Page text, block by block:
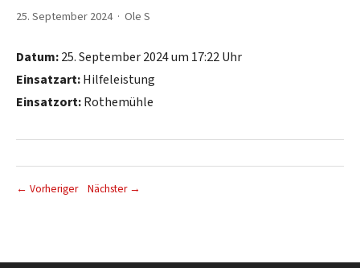
25. September 2024 · Ole S
Datum:25. September 2024 um 17:22 Uhr
Einsatzart:Hilfeleistung
Einsatzort:Rothemühle
← Vorheriger Nächster →